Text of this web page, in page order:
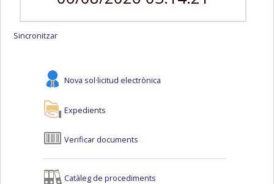
Sincronitzar
Nova sol·licitud electrònica
Expedients
Verificar documents
Catàleg de procediments